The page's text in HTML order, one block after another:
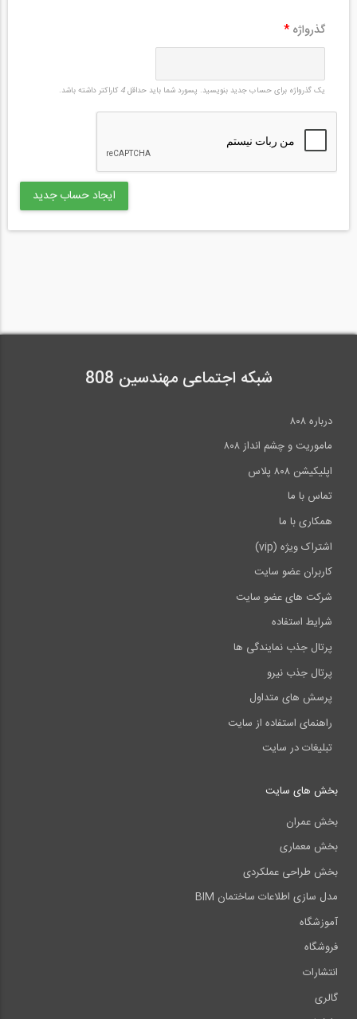
گذرواژه *
یک گذرواژه برای حساب جدید بنویسید. پسورد شما باید حداقل4 کاراکتر داشته باشد.
شبکه اجتماعی مهندسین 808
درباره ۸۰۸
ماموریت و چشم انداز ۸۰۸
اپلیکیشن ۸۰۸ پلاس
تماس با ما
همکاری با ما
اشتراک ویژه (vip)
کاربران عضو سایت
شرکت های عضو سایت
شرایط استفاده
پرتال جذب نمایندگی ها
پرتال جذب نیرو
پرسش های متداول
راهنمای استفاده از سایت
تبلیغات در سایت
بخش های سایت
بخش عمران
بخش معماری
بخش طراحی عملکردی
مدل سازی اطلاعات ساختمان BIM
آموزشگاه
فروشگاه
انتشارات
گالری